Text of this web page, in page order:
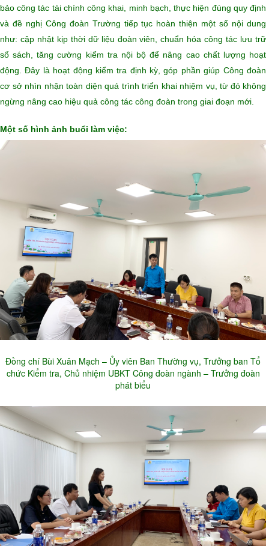
bảo công tác tài chính công khai, minh bạch, thực hiện đúng quy định
và đề nghị Công đoàn Trường tiếp tục hoàn thiện một số nội dung
như: cập nhật kịp thời dữ liệu đoàn viên, chuẩn hóa công tác lưu trữ
sổ sách, tăng cường kiểm tra nội bộ để nâng cao chất lượng hoạt
động. Đây là hoạt động kiểm tra định kỳ, góp phần giúp Công đoàn
cơ sở nhìn nhận toàn diện quá trình triển khai nhiệm vụ, từ đó không
ngừng nâng cao hiệu quả công tác công đoàn trong giai đoạn mới.
Một số hình ảnh buổi làm việc:
Đồng chí Bùi Xuân Mạch – Ủy viên Ban Thường vụ, Trưởng ban Tổ
chức Kiểm tra, Chủ nhiệm UBKT Công đoàn ngành – Trưởng đoàn
phát biểu